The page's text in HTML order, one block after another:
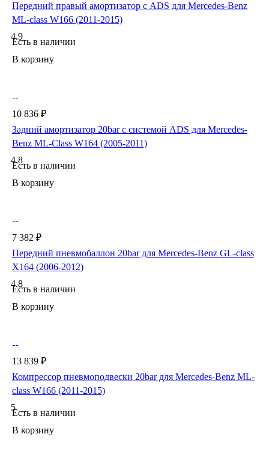
Передний правый амортизатор с ADS для Mercedes-Benz
ML-class W166 (2011-2015)
4.9
Есть в наличии
В корзину
10 836 ₽
Задний амортизатор 20bar с системой ADS для Mercedes-
Benz ML-Class W164 (2005-2011)
4.8
Есть в наличии
В корзину
7 382 ₽
Передний пневмобаллон 20bar для Mercedes-Benz GL-class
X164 (2006-2012)
4.8
Есть в наличии
В корзину
13 839 ₽
Компрессор пневмоподвески 20bar для Mercedes-Benz ML-
class W166 (2011-2015)
5
Есть в наличии
В корзину